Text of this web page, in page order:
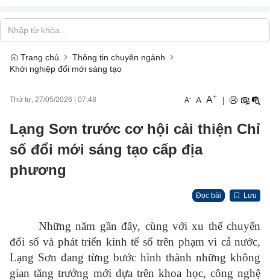
Trang chủ
Thông tin chuyên ngành
Khởi nghiệp đổi mới sáng tạo
Thứ tư, 27/05/2026 07:48 A- A A+ |
Lạng Sơn trước cơ hội cải thiện Chỉ
số đổi mới sáng tạo cấp địa
phương
Đọc bài Lưu
Những năm gần đây, cùng với xu thế chuyển
đổi số và phát triển kinh tế số trên phạm vi cả nước,
Lạng Sơn đang từng bước hình thành những không
gian tăng trưởng mới dựa trên khoa học, công nghệ